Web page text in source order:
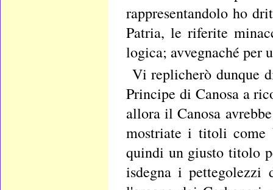
rappresentandolo ho
Patria, le riferite
logica; avvegnaché per
Vi replicherò dunque
Principe di Canosa a
allora il Canosa
mostriate i titoli come
quindi un giusto titolo
isdegna i